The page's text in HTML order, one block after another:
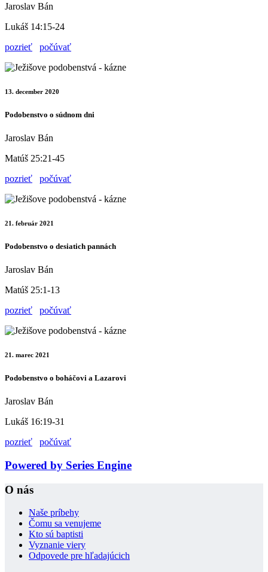
Jaroslav Bán
Lukáš 14:15-24
pozrieť
počúvať
13. december 2020
Podobenstvo o súdnom dni
Jaroslav Bán
Matúš 25:21-45
pozrieť
počúvať
21. február 2021
Podobenstvo o desiatich pannách
Jaroslav Bán
Matúš 25:1-13
pozrieť
počúvať
21. marec 2021
Podobenstvo o boháčovi a Lazarovi
Jaroslav Bán
Lukáš 16:19-31
pozrieť
počúvať
Powered by Series Engine
O nás
Naše príbehy
Čomu sa venujeme
Kto sú baptisti
Vyznanie viery
Odpovede pre hľadajúcich